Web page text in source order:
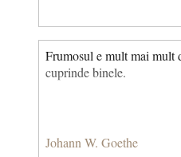
Frumosul e mult mai mult
cuprinde binele.
Johann W. Goethe